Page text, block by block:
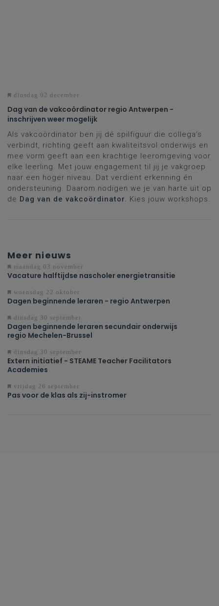
dinsdag 02 december
Dag van de vakcoördinator regio Antwerpen -
inschrijven weer mogelijk
Als vakcoördinator ben jij dé spilfiguur die collega’s
verbindt, richting geeft aan kwaliteitsvol onderwijs en
mee vorm geeft aan een krachtige leeromgeving voor
elke leerling. Met jouw engagement til jij je vakgroep
naar een hoger niveau. Dat verdient erkenning én
ondersteuning. Daarom nodigen we je van harte uit op
de Dag van de vakcoördinator. Kies jouw workshops.
Meer nieuws
maandag 03 november
Vacature halftijdse nascholer energietransitie
woensdag 22 oktober
Dagen beginnende leraren - regio Antwerpen
dinsdag 30 september
Dagen beginnende leraren secundair onderwijs
regio Mechelen-Brussel
dinsdag 30 september
Extern initiatief - STEAME Teacher Facilitators
Academies
vrijdag 26 september
Pas voor de klas als zij-instromer